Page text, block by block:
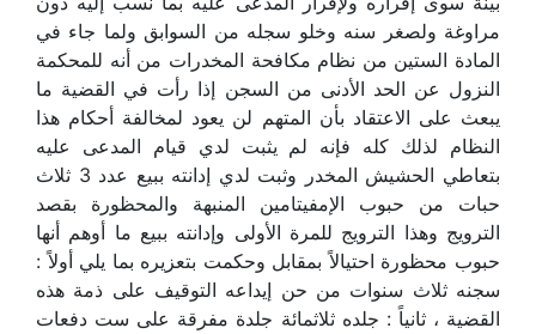
مراوغة ولصغر سنه وخلو سجله من السوابق ولما جاء في
المادة الستين من نظام مكافحة المخدرات من أنه للمحكمة
النزول عن الحد الأدنى من السجن إذا رأت في القضية ما
يبعث على الاعتقاد بأن المتهم لن يعود لمخالفة أحكام هذا
النظام لذلك كله فإنه لم يثبت لدي قيام المدعى عليه
بتعاطي الحشيش المخدر وثبت لدي إدانته ببيع عدد 3 ثلاث
حبات من حبوب الإمفيتامين المنبهة والمحظورة بقصد
الترويج وهذا الترويج للمرة الأولى وإدانته ببيع ما أوهم أنها
حبوب محظورة احتيالاً بمقابل وحكمت بتعزيره بما يلي أولاً :
سجنه ثلاث سنوات من حن إيداعه التوقيف على ذمة هذه
القضية ، ثانياً : جلده ثلاثمائة جلدة مفرقة على ست دفعات